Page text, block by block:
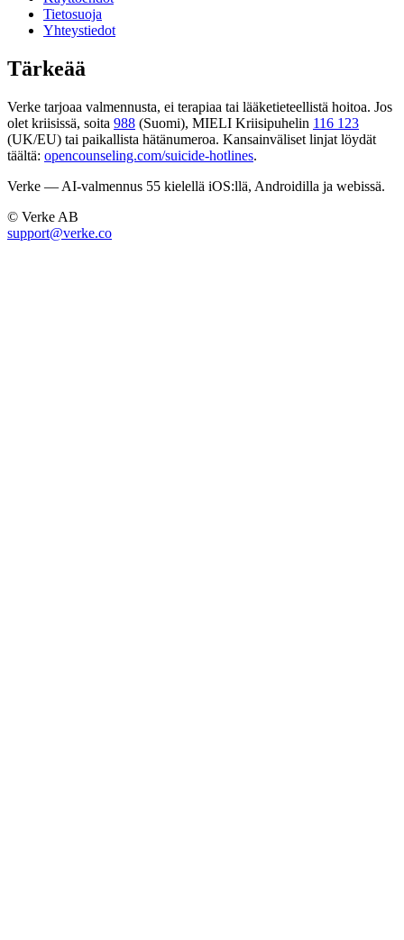
Tietosuoja
Yhteystiedot
Tärkeää
Verke tarjoaa valmennusta, ei terapiaa tai lääketieteellistä hoitoa. Jos
olet kriisissä, soita 988 (Suomi), MIELI Kriisipuhelin 116 123
(UK/EU) tai paikallista hätänumeroa. Kansainväliset linjat löydät
täältä: opencounseling.com/suicide-hotlines.
Verke — AI-valmennus 55 kielellä iOS:llä, Androidilla ja webissä.
© Verke AB
support@verke.co